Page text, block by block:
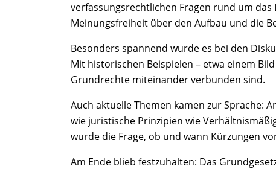
verfassungsrechtlichen Fragen rund um
Meinungsfreiheit über den Aufbau und die
Besonders spannend wurde es bei den
Mit historischen Beispielen – etwa einem
Grundrechte miteinander verbunden sind.
Auch aktuelle Themen kamen zur Sprache:
wie juristische Prinzipien wie
wurde die Frage, ob und wann Kürzungen
Am Ende blieb festzuhalten: Das